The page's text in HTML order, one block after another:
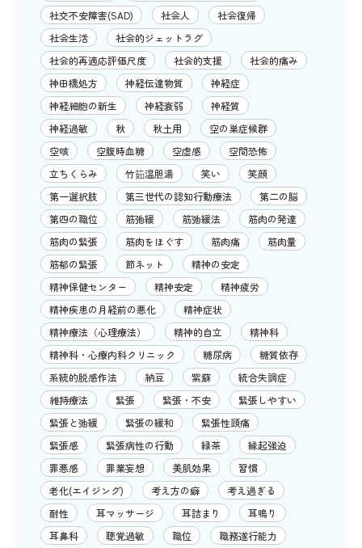
社交不安障害(SAD)
社会人
社会復帰
社会生活
社会的ジェットラグ
社会的再適応評価尺度
社会的支援
社会的痛み
神田橋処方
神経伝達物質
神経症
神経細胞の新生
神経衰弱
神経質
神経過敏
秋 秋土用
空の巣症候群
空咳
空腹時血糖 空虚感
空間恐怖
立ちくらみ
竹筎温胆湯 笑い
笑顔
第一選択肢
第三世代の認知行動療法
第二の脳
第四の職位
筋弛緩 筋弛緩法
筋肉の発達
筋肉の緊張
筋肉をほぐす 筋肉痛
筋肉量
筋郁の緊張
節ネット
精神の安定
精神保健センター
精神安定
精神疲労
精神疾患の月経前の悪化
精神症状
精神療法（心理療法）
精神的自立
精神科
精神科・心療内科クリニック
糖尿病
糖質依存
系統的脱感作法
納豆 紫蘇
統合失調症
維持療法
緊張 緊張・不安
緊張しやすい
緊張と弛緩
緊張の緩和
緊張性頭痛
緊張感
緊張病性の行動 緑茶
縁起強迫
罪悪感
罪業妄想 美肌効果
習慣
老化(エイジング)
考え方の癖
考え過ぎる
耐性
耳マッサージ 耳詰まり
耳鳴り
耳鼻科
聴覚過敏 職位
職務遂行能力